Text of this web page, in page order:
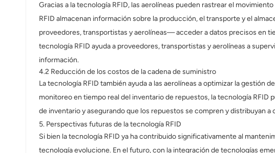
Gracias a la tecnología RFID, las aerolíneas pueden rastrear el
RFID almacenan información sobre la producción, el transporte y el
proveedores, transportistas y aerolíneas— acceder a datos precisos en
tecnología RFID ayuda a proveedores, transportistas y aerolíneas a
información.
4.2 Reducción de los costos de la cadena de suministro
La tecnología RFID también ayuda a las aerolíneas a optimizar la
monitoreo en tiempo real del inventario de repuestos, la tecnología
de inventario y asegurando que los repuestos se compren y distribuyan a
5. Perspectivas futuras de la tecnología RFID
Si bien la tecnología RFID ya ha contribuido significativamente al
tecnología evolucione. En el futuro, con la integración de tecnologías